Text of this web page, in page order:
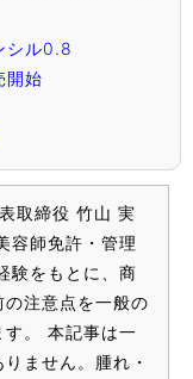
シル0.8
開始
取締役 竹山 実
容師免許・管理
験をもとに、商
注意点を一般の
す。 本記事は一
ません。腫れ・